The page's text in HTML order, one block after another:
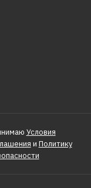
Условия
и Политику